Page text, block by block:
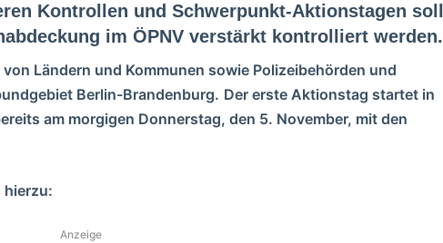
Kontrollen und Schwerpunkt-Aktionstagen soll
im ÖPNV verstärkt kontrolliert werden.
Ländern und Kommunen sowie Polizeibehörden und
Berlin-Brandenburg. Der erste Aktionstag startet in
am morgigen Donnerstag, den 5. November, mit den
hierzu:
Anzeige